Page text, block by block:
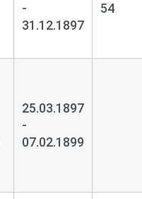
-
31.12.1897
54
25.03.1897
-
07.02.1899